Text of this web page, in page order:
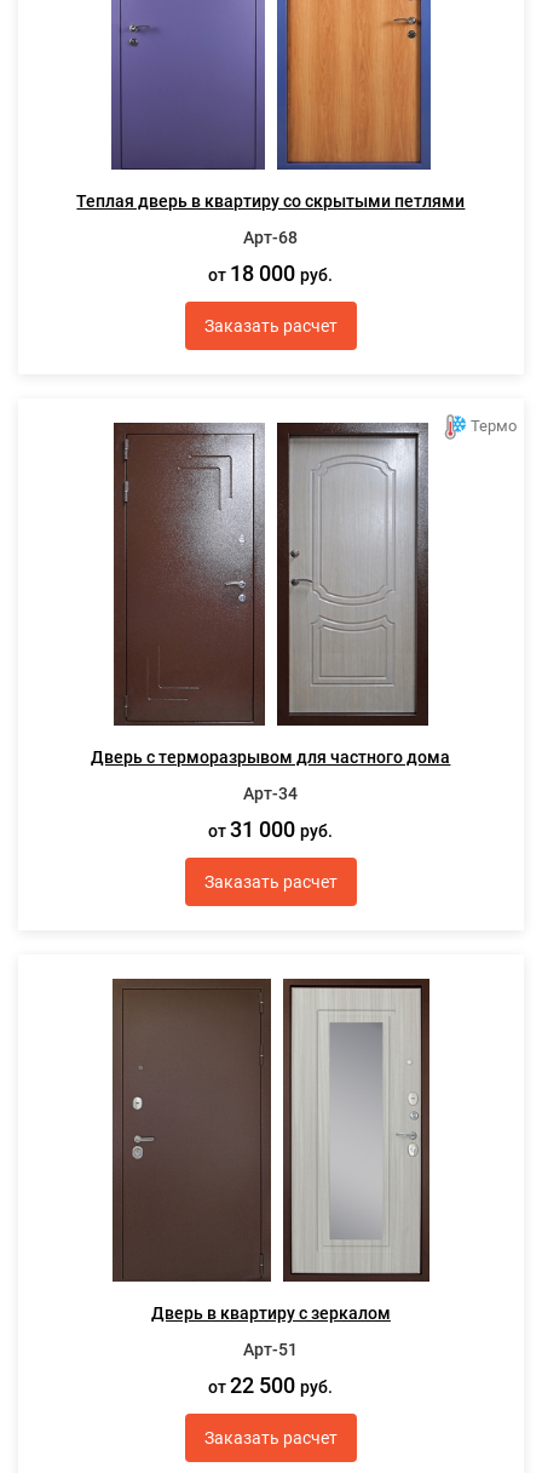
Теплая дверь в квартиру со скрытыми петлями
Арт-68
от 18 000руб.
Заказать расчет
Термо
Дверь с терморазрывом для частного дома
Арт-34
от31 000руб.
Заказать расчет
Дверь в квартиру с зеркалом
Арт-51
от22 500руб.
Заказать расчет